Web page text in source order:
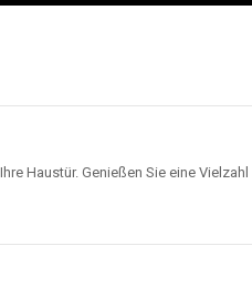
Haustür. Genießen Sie eine Vielzahl